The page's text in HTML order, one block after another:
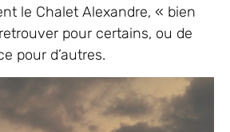
le Chalet Alexandre, « bien
pour certains, ou de
pour d’autres.